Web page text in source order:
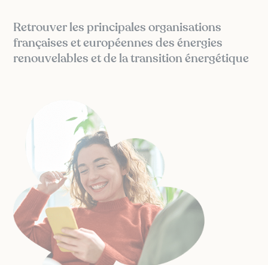
Retrouver les principales organisations
françaises et européennes des énergies
renouvelables et de la transition énergétique